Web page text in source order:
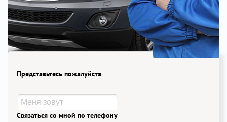
Представьтесь пожалуйста
Связаться со мной по телефону